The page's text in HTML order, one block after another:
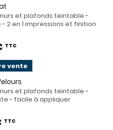
et plafonds teintable -
2 en 1 impressions et finition
TTC
vente
et plafonds teintable -
- facile à appliquer
TTC